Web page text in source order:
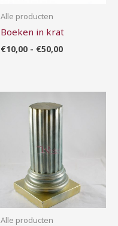
Alle producten
Boeken in krat
€10,00 - €50,00
Alle producten
€5,00
tot
€20,00